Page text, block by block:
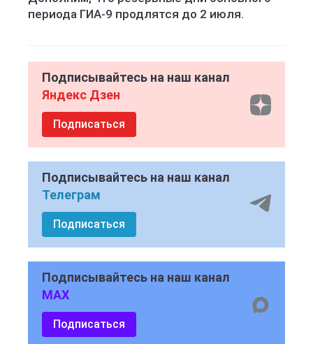
периода ГИА-9 продлятся до 2 июля.
Подписывайтесь на наш канал
Яндекс Дзен
Подписаться
Подписывайтесь на наш канал
Телеграм
Подписаться
Подписывайтесь на наш канал
MAX
Подписаться